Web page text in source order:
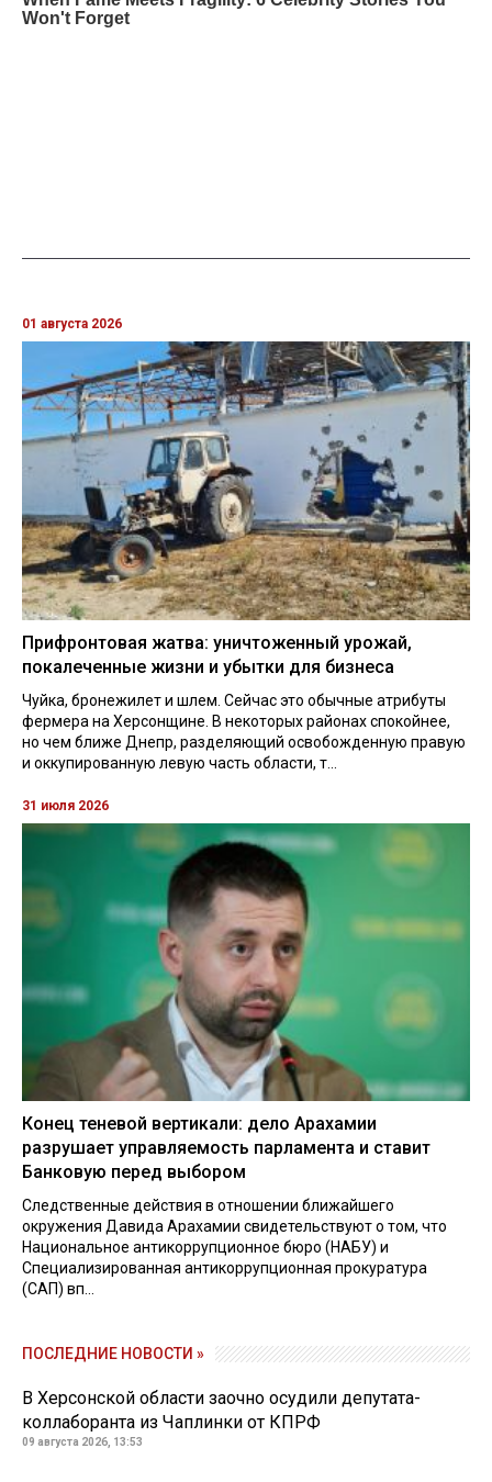
01 августа 2026
Прифронтовая жатва: уничтоженный урожай,
покалеченные жизни и убытки для бизнеса
Чуйка, бронежилет и шлем. Сейчас это обычные атрибуты
фермера на Херсонщине. В некоторых районах спокойнее,
но чем ближе Днепр, разделяющий освобожденную правую
и оккупированную левую часть области, т...
31 июля 2026
Конец теневой вертикали: дело Арахамии
разрушает управляемость парламента и ставит
Банковую перед выбором
Следственные действия в отношении ближайшего
окружения Давида Арахамии свидетельствуют о том, что
Национальное антикоррупционное бюро (НАБУ) и
Специализированная антикоррупционная прокуратура
(САП) вп...
ПОСЛЕДНИЕ НОВОСТИ »
В Херсонской области заочно осудили депутата-
коллаборанта из Чаплинки от КПРФ
09 августа 2026, 13:53